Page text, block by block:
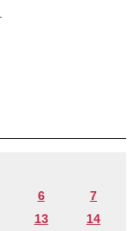
6
7
13
14